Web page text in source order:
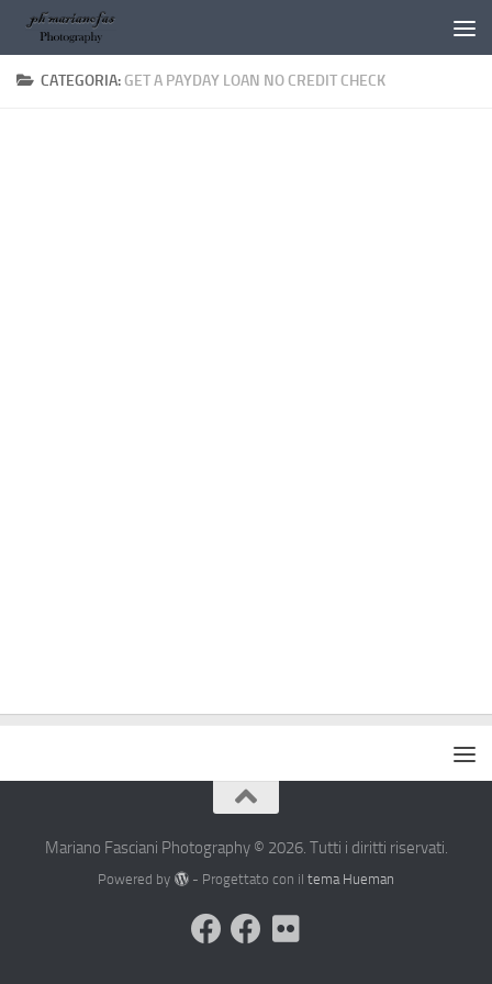
Salta al contenuto
CATEGORIA: GET A PAYDAY LOAN NO CREDIT CHECK
Mariano Fasciani Photography © 2026. Tutti i diritti riservati.
Powered by - Progettato con il tema Hueman